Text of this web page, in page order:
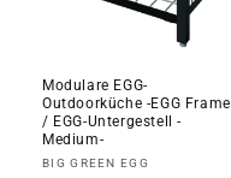
Modulare EGG-
Outdoorküche -EGG Frame
/ EGG-Untergestell -
Medium-
Anbieter:
BIG GREEN EGG